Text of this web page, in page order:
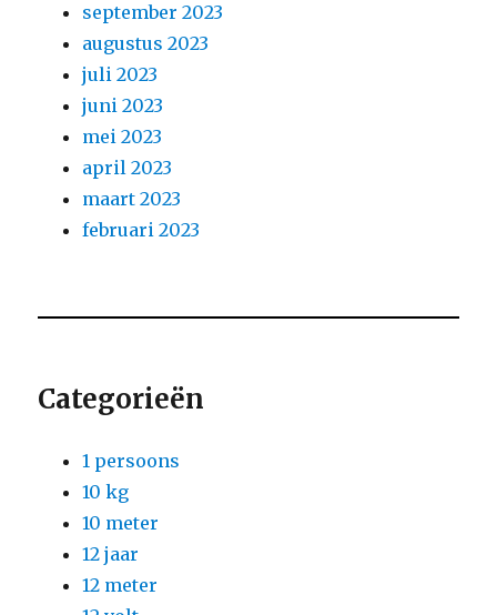
september 2023
augustus 2023
juli 2023
juni 2023
mei 2023
april 2023
maart 2023
februari 2023
Categorieën
1 persoons
10 kg
10 meter
12 jaar
12 meter